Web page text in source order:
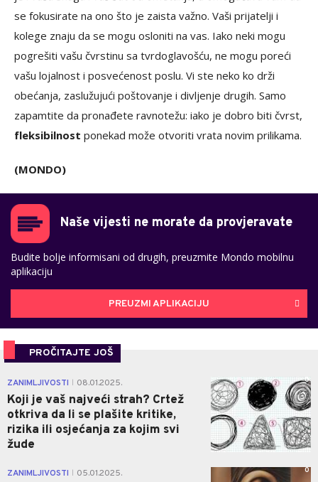
se fokusirate na ono što je zaista važno. Vaši prijatelji i
kolege znaju da se mogu osloniti na vas. Iako neki mogu
pogrešiti vašu čvrstinu sa tvrdoglavošću, ne mogu poreći
vašu lojalnost i posvećenost poslu. Vi ste neko ko drži
obećanja, zaslužujući poštovanje i divljenje drugih. Samo
zapamtite da pronađete ravnotežu: iako je dobro biti čvrst,
fleksibilnost ponekad može otvoriti vrata novim prilikama.
(MONDO)
Naše vijesti ne morate da provjeravate
Budite bolje informisani od drugih, preuzmite Mondo mobilnu
aplikaciju
PREUZMI APLIKACIJU
PROČITAJTE JOŠ
ZANIMLJIVOSTI 08.01.2025.
Koji je vaš najveći strah? Crtež
otkriva da li se plašite kritike,
rizika ili osjećanja za kojim svi
žude
0
ZANIMLJIVOSTI 05.01.2025. 0